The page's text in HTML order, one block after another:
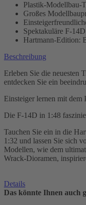
Plastik-Modellbau-
Großes
Spektakuläre F-
Hartmann-Edition:
Beschreibung
Erleben Sie die neuesten
entdecken Sie ein
Einsteiger lernen mit
Die F-14D in 1:48
Tauchen Sie ein in die
1:32 und lassen Sie sich
Modellen, wie dem
Wrack-Dioramen,
Details
Das könnte Ihnen auch